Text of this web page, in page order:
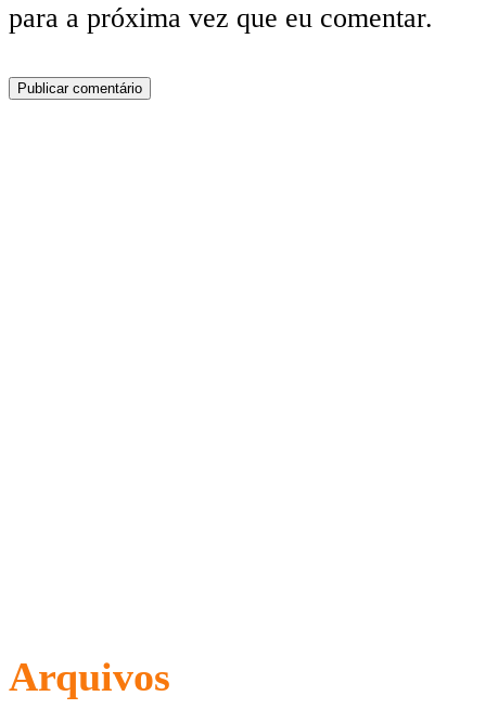
para a próxima vez que eu comentar.
Arquivos